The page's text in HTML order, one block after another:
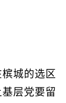
城的选区
层党要留